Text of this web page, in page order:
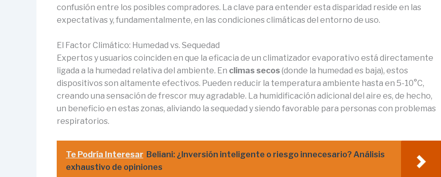
confusión entre los posibles compradores. La clave para entender esta disparidad reside en las
expectativas y, fundamentalmente, en las condiciones climáticas del entorno de uso.
El Factor Climático: Humedad vs. Sequedad
Expertos y usuarios coinciden en que la eficacia de un climatizador evaporativo está directamente
ligada a la humedad relativa del ambiente. En climas secos(donde la humedad es baja), estos
dispositivos son altamente efectivos. Pueden reducir la temperatura ambiente hasta en 5-10°C,
creando una sensación de frescor muy agradable. La humidificación adicional del aire es, de hecho,
un beneficio en estas zonas, aliviando la sequedad y siendo favorable para personas con problemas
respiratorios.
Te Podría Interesar Beliani: ¿Inversión inteligente o riesgo innecesario? Análisis
exhaustivo de opiniones